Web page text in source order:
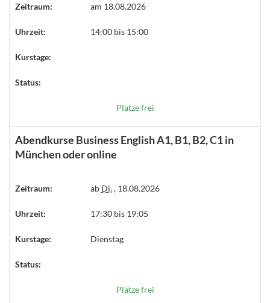
Zeitraum: am 18.08.2026
Uhrzeit: 14:00 bis 15:00
Kurstage:
Status:
Plätze frei
Abendkurse Business English A1, B1, B2, C1 in
München oder online
Zeitraum: ab Di., 18.08.2026
Uhrzeit: 17:30 bis 19:05
Kurstage: Dienstag
Status:
Plätze frei